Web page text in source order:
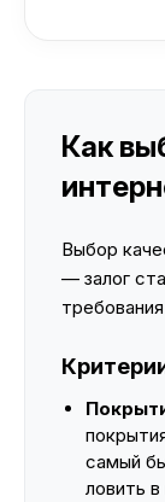
Как
Выбор
— залог
самый
ловить